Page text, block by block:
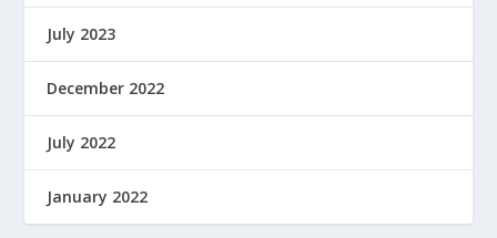
July 2023
December 2022
July 2022
January 2022